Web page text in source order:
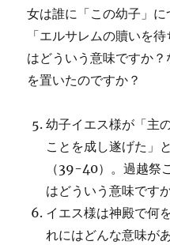
女は誰に「この幼子」に
「エルサレムの贖いを
はどういう意味ですか
を置いたのですか？
幼子イエス様が「主
ことを成し遂げた」
（39-40）。過越祭
はどういう意味です
イエス様は神殿で何
れにはどんな意味が